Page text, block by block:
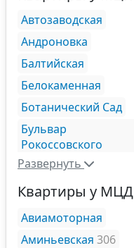
Автозаводская
Андроновка
Балтийская
Белокаменная
Ботанический Сад
Бульвар
Рокоссовского
Развернуть
Квартиры у МЦД
Авиамоторная
Аминьевская 306